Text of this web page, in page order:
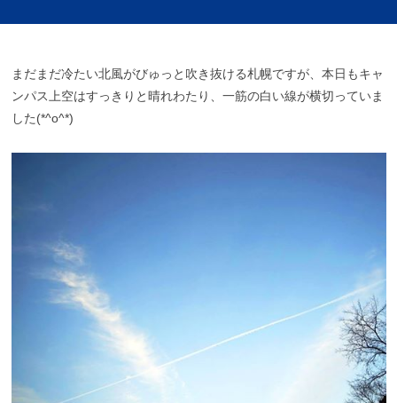
まだまだ冷たい北風がびゅっと吹き抜ける札幌ですが、本日もキャ
ンパス上空はすっきりと晴れわたり、一筋の白い線が横切っていま
した(*^o^*)